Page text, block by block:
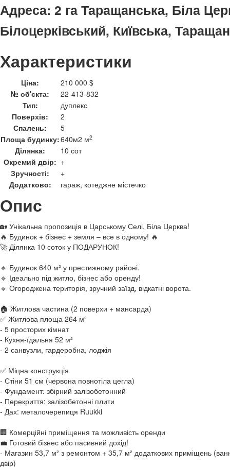
Адреса: 2 га Таращанська, Біла
Білоцерківський, Київська,
Характеристики
Ціна:
210 000 $
№ об'єкта:
22-413-832
Тип:
дуплекс
Поверхів:
2
Спалень:
5
Площа будинку:640м2 м2
Ділянка:
10 сот
Окремий двір: +
Зручності:
+
Додатково:
гараж, котеджне містечко
Опис
🏡 Унікальна пропозиція в Царському Селі, Біла Церква!
🔥 Будинок + бізнес + земля – все в одному! 🔥
🚀 Ділянка 10 соток у ПОДАРУНОК!
🔹 Будинок 640 м² у престижному районі.
🔹 Ідеально під житло, бізнес або оренду!
🔹 Огороджена територія, зручний заїзд, відкатні ворота.
🏠 Житлова частина (2 поверхи + мансарда)
✅ Житлова площа 264 м²
- 5 просторих кімнат
- Кухня-їдальня 52 м²
- 2 санвузли, гардеробна, лоджія
✅ Міцна конструкція
- Стіни 51 см (червона повнотіла цегла)
- Фундамент: збірний залізобетонний
- Перекриття: залізобетонні плити
- Дах: металочерепиця Ruukki
🏢 Комерційні приміщення та можливість оренди
💼 Готовий бізнес або пасивний дохід!
- Магазин 53,7 м² з ремонтом + 35,7 м² додаткових приміщень
двір)